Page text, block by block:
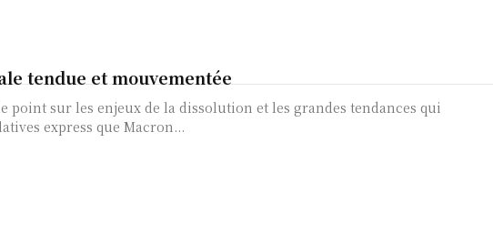
tendue et mouvementée
point sur les enjeux de la dissolution et les grandes tendances qui
express que Macron...